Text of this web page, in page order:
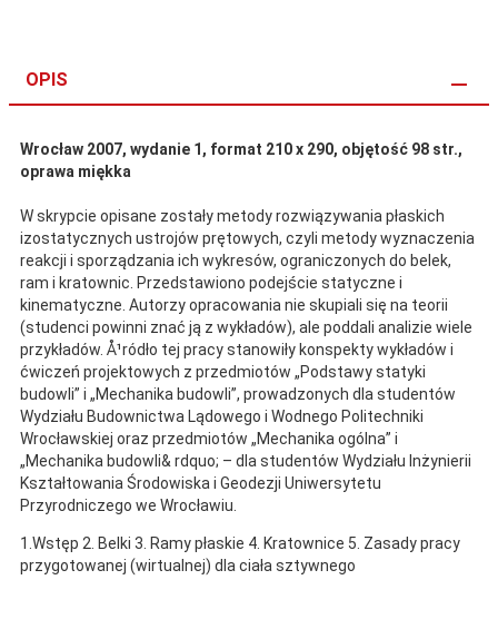
OPIS
Wrocław 2007, wydanie 1, format 210 x 290, objętość 98 str.,
oprawa miękka
W skrypcie opisane zostały metody rozwiązywania płaskich
izostatycznych ustrojów prętowych, czyli metody wyznaczenia
reakcji i sporządzania ich wykresów, ograniczonych do belek,
ram i kratownic. Przedstawiono podejście statyczne i
kinematyczne. Autorzy opracowania nie skupiali się na teorii
(studenci powinni znać ją z wykładów), ale poddali analizie wiele
przykładów. Å¹ródło tej pracy stanowiły konspekty wykładów i
ćwiczeń projektowych z przedmiotów „Podstawy statyki
budowli” i „Mechanika budowli”, prowadzonych dla studentów
Wydziału Budownictwa Lądowego i Wodnego Politechniki
Wrocławskiej oraz przedmiotów „Mechanika ogólna” i
„Mechanika budowli& rdquo; – dla studentów Wydziału Inżynierii
Kształtowania Środowiska i Geodezji Uniwersytetu
Przyrodniczego we Wrocławiu.
1.Wstęp 2. Belki 3. Ramy płaskie 4. Kratownice 5. Zasady pracy
przygotowanej (wirtualnej) dla ciała sztywnego